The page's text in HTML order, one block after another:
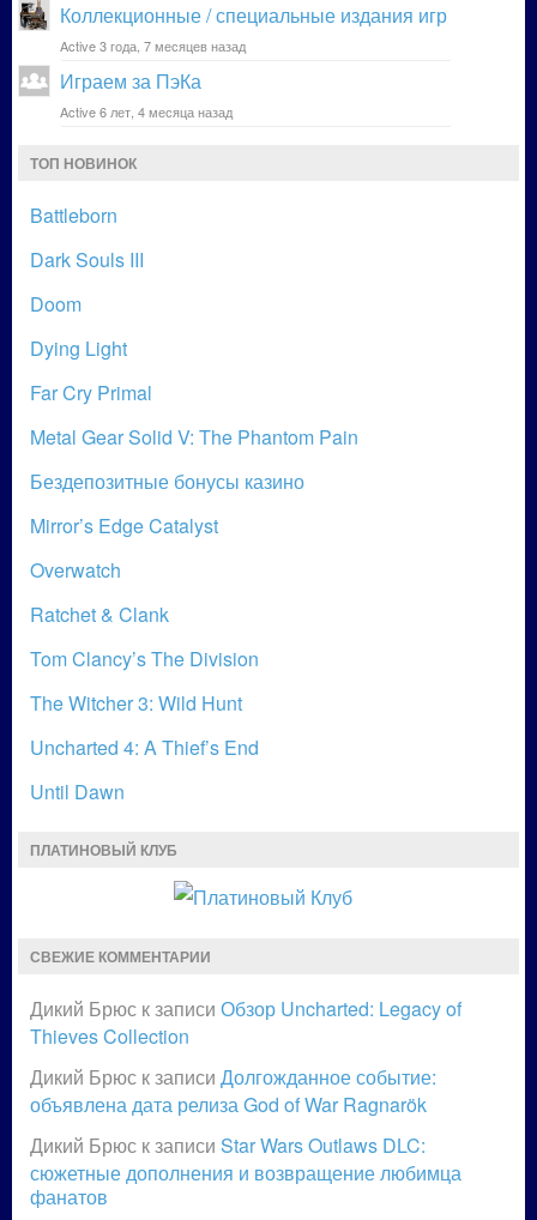
Коллекционные / специальные издания игр
Active 3 года, 7 месяцев назад
Играем за ПэКа
Active 6 лет, 4 месяца назад
ТОП НОВИНОК
Battleborn
Dark Souls III
Doom
Dying Light
Far Cry Primal
Metal Gear Solid V: The Phantom Pain
Бездепозитные бонусы казино
Mirror’s Edge Catalyst
Overwatch
Ratchet & Clank
Tom Clancy’s The Division
The Witcher 3: Wild Hunt
Uncharted 4: A Thief’s End
Until Dawn
ПЛАТИНОВЫЙ КЛУБ
СВЕЖИЕ КОММЕНТАРИИ
Дикий Брюс к записи Обзор Uncharted: Legacy of
Thieves Collection
Дикий Брюс к записи Долгожданное событие:
объявлена дата релиза God of War Ragnarök
Дикий Брюс к записи Star Wars Outlaws DLC:
сюжетные дополнения и возвращение любимца
фанатов